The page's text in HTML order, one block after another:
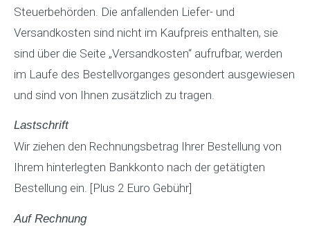
Steuerbehörden. Die anfallenden Liefer- und
Versandkosten sind nicht im Kaufpreis enthalten, sie
sind über die Seite „Versandkosten“ aufrufbar, werden
im Laufe des Bestellvorganges gesondert ausgewiesen
und sind von Ihnen zusätzlich zu tragen.
Lastschrift
Wir ziehen den Rechnungsbetrag Ihrer Bestellung von
Ihrem hinterlegten Bankkonto nach der getätigten
Bestellung ein. [Plus 2 Euro Gebühr]
Auf Rechnung